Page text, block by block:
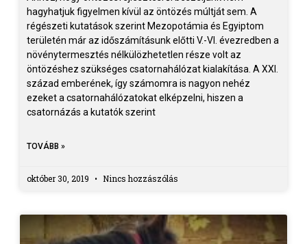
hagyhatjuk figyelmen kívül az öntözés múltját sem. A
régészeti kutatások szerint Mezopotámia és Egyiptom
területén már az időszámításunk előtti V.-VI. évezredben a
növénytermesztés nélkülözhetetlen része volt az
öntözéshez szükséges csatornahálózat kialakítása. A XXI.
század emberének, így számomra is nagyon nehéz
ezeket a csatornahálózatokat elképzelni, hiszen a
csatornázás a kutatók szerint
TOVÁBB »
október 30, 2019 Nincs hozzászólás